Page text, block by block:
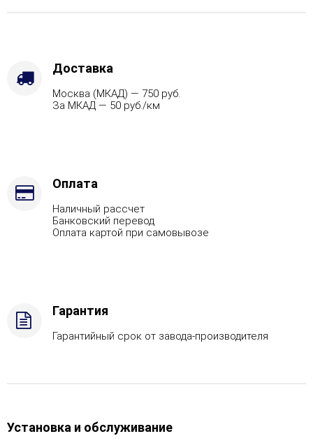
Пироксенит,
Защита
AISI
321,
топлива
ГГУ-60,
Боковое
подключение
Доставка
Москва (МКАД) — 750 руб.
За МКАД — 50 руб./км
Оплата
Наличный рассчет
Банковский перевод
Оплата картой при самовывозе
Гарантия
Гарантийный срок от завода-производителя
Установка и обслуживание